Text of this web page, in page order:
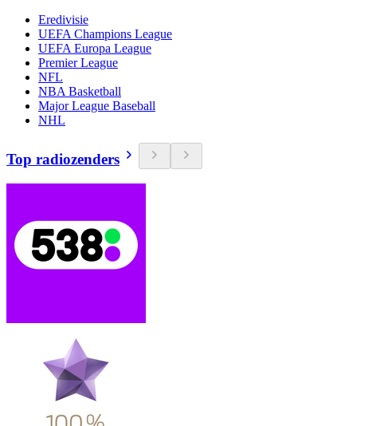
Eredivisie
UEFA Champions League
UEFA Europa League
Premier League
NFL
NBA Basketball
Major League Baseball
NHL
Top radiozenders